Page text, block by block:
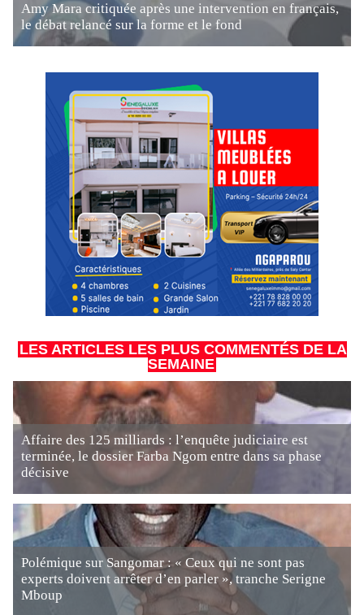
Amy Mara critiquée après une intervention en français,
le débat relancé sur la forme et le fond
LES ARTICLES LES PLUS COMMENTÉS DE LA
SEMAINE
Affaire des 125 milliards : l’enquête judiciaire est
terminée, le dossier Farba Ngom entre dans sa phase
décisive
Polémique sur Sangomar : « Ceux qui ne sont pas
experts doivent arrêter d’en parler », tranche Serigne
Mboup